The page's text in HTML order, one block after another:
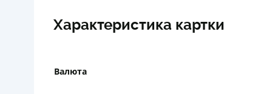
Характеристика картки
Валюта